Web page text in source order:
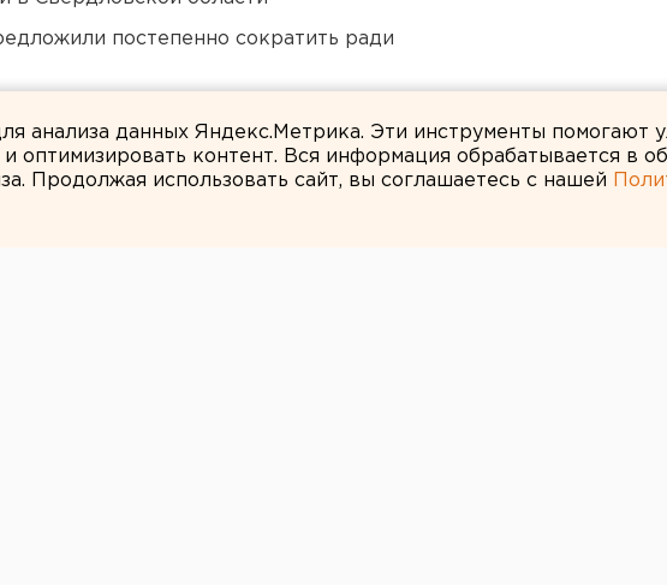
постепенно сократить ради
анализа данных Яндекс.Метрика. Эти инструменты помогают
оптимизировать контент. Вся информация обрабатывается в
Продолжая использовать сайт, вы соглашаетесь с нашей